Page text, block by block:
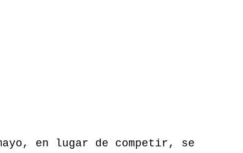
en lugar de competir, se